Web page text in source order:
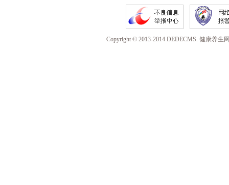
Copyright © 2013-2014 DEDECMS. 健康养生